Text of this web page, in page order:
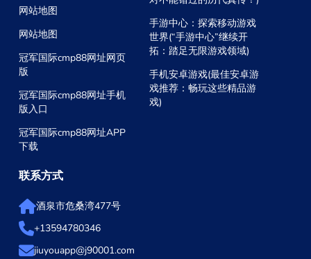
网站地图
网站地图
冠军国际cmp88网址网页
版
冠军国际cmp88网址手机
版入口
冠军国际cmp88网址APP
下载
手游中心：探索移动游戏
世界(“手游中心”继续开
拓：踏足无限游戏领域)
手机安卓游戏(最佳安卓游
戏推荐：畅玩这些精品游
戏)
联系方式
酒泉市危桑湾477号
+13594780346
jiuyouapp@j90001.com